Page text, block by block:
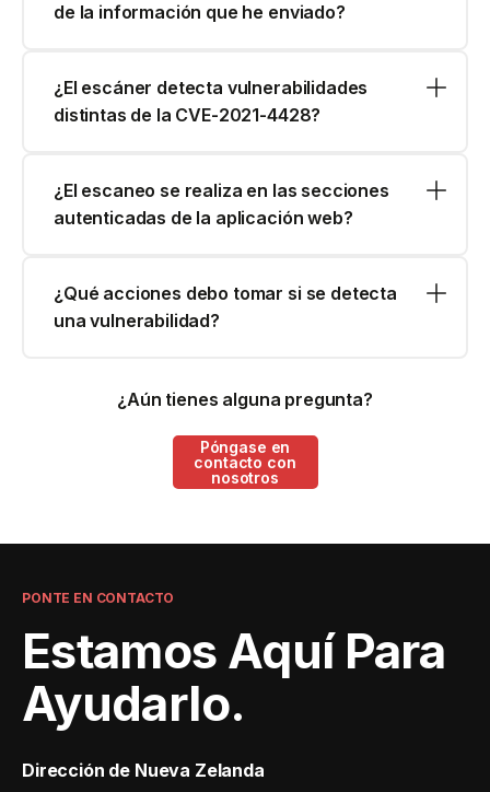
de la información que he enviado?
¿El escáner detecta vulnerabilidades
distintas de la CVE-2021-4428?
¿El escaneo se realiza en las secciones
autenticadas de la aplicación web?
¿Qué acciones debo tomar si se detecta
una vulnerabilidad?
¿Aún tienes alguna pregunta?
Póngase en
contacto con
nosotros
PONTE EN CONTACTO
Estamos Aquí Para
Ayudarlo.
Dirección de Nueva Zelanda